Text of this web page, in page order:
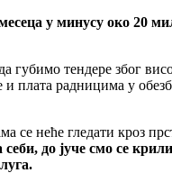
у минусу око 20
губимо тендере због
радницима у
се неће гледати кроз
до jуче смо се